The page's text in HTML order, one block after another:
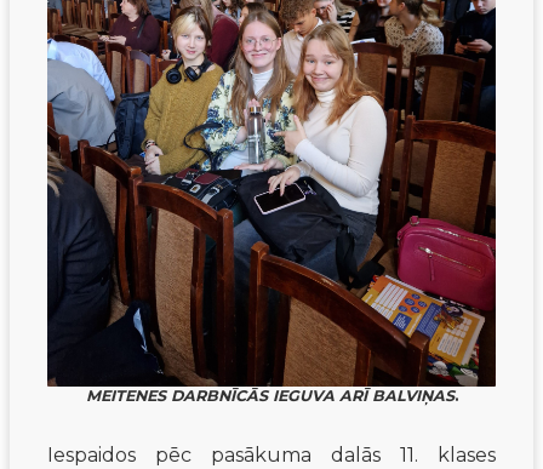
MEITENES DARBNĪCĀS IEGUVA ARĪ BALVIŅAS.
Iespaidos pēc pasākuma dalās 11. klases